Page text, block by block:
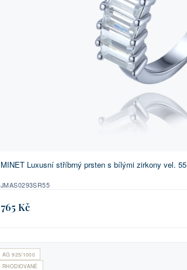
MINET Luxusní stříbrný prsten s bílými zirkony vel. 55
JMAS0293SR55
765 Kč
AG 925/1000
RHODIOVANÉ